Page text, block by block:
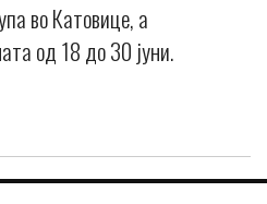
во Катовице, а
од 18 до 30 јуни.